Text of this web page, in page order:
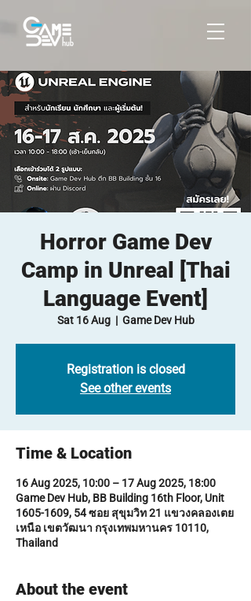
Horror Game Dev
Camp in Unreal [Thai
Language Event]
Sat 16 Aug
  |
Game Dev Hub
Registration is closed
See other events
Time & Location
16 Aug 2025, 10:00 – 17 Aug 2025, 18:00
Game Dev Hub, BB Building 16th Floor, Unit
1605-1609, 54 ซอย สุขุมวิท 21 แขวงคลองเตย
เหนือ เขตวัฒนา กรุงเทพมหานคร 10110,
Thailand
About the event